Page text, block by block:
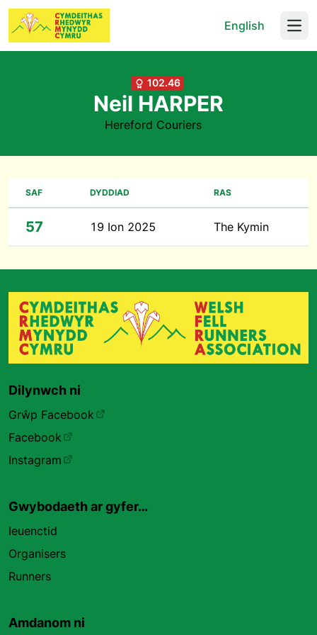
English
102.46
Neil HARPER
Hereford Couriers
SAF DYDDIAD RAS
57 19 Ion 2025 The Kymin
Dilynwch ni
Grŵp Facebook
Facebook
Instagram
Gwybodaeth ar gyfer…
Ieuenctid
Organisers
Runners
Amdanom ni